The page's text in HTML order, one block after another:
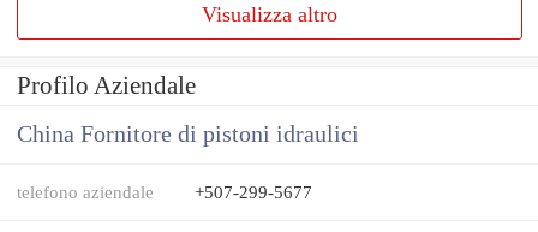
Visualizza altro
Profilo Aziendale
China Fornitore di pistoni idraulici
telefono aziendale +507-299-5677